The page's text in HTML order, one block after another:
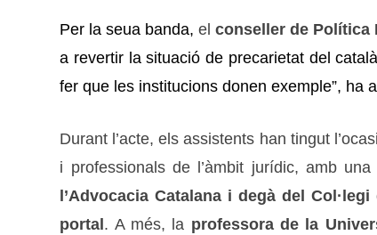
Per la seua banda, elconseller de Política
a revertir la situació de precarietat del
fer que les institucions donen exemple”, ha
Durant l’acte, els assistents han tingut
i professionals de l’àmbit jurídic, amb
l’Advocacia Catalana i degà del
portal . A més, la professora de la